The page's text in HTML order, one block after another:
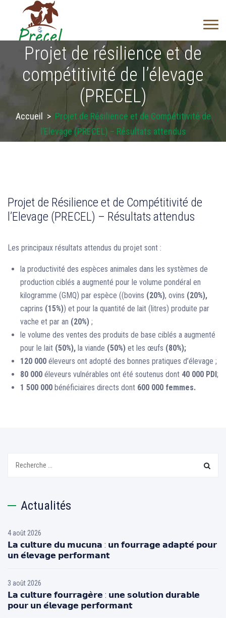
Projet de résilience et de
compétitivité de l’élevage
(PRECEL)
Accueil > Projet de Résilience et de Compétitivité de
l’Elevage (PRECEL) – Résultats attendus
Projet de Résilience et de Compétitivité de
l’Elevage (PRECEL) – Résultats attendus
Les principaux résultats attendus du projet sont :
la productivité des espèces animales dans les systèmes de
production ciblés a augmenté pour le volume pondéral en
kilogramme (GMQ) par espèce ((bovins (20%), ovins (20%),
caprins (15%)) et pour la quantité de lait (litres) produite par
vache et par an (20%) ;
le volume des ventes des produits de base ciblés a augmenté
pour le lait (50%), la viande (50%) et les œufs (80%);
120 000 éleveurs ont adopté des bonnes pratiques d’élevage ;
80 000 éleveurs vulnérables ont été soutenus dont 40 000 PDI;
1 500 000 bénéficiaires directs dont 600 000 femmes.
Actualités
4 août 2026
𝗟𝗮 𝗰𝘂𝗹𝘁𝘂𝗿𝗲 𝗱𝘂 𝗺𝘂𝗰𝘂𝗻𝗮 : 𝘂𝗻 𝗳𝗼𝘂𝗿𝗿𝗮𝗴𝗲 𝗮𝗱𝗮𝗽𝘁𝗲́ 𝗽𝗼𝘂𝗿
𝘂𝗻 𝗲́𝗹𝗲𝘃𝗮𝗴𝗲 𝗽𝗲𝗿𝗳𝗼𝗿𝗺𝗮𝗻𝘁
3 août 2026
𝗟𝗮 𝗰𝘂𝗹𝘁𝘂𝗿𝗲 𝗳𝗼𝘂𝗿𝗿𝗮𝗴𝗲̀𝗿𝗲 : 𝘂𝗻𝗲 𝘀𝗼𝗹𝘂𝘁𝗶𝗼𝗻 𝗱𝘂𝗿𝗮𝗯𝗹𝗲
𝗽𝗼𝘂𝗿 𝘂𝗻 𝗲́𝗹𝗲𝘃𝗮𝗴𝗲 𝗽𝗲𝗿𝗳𝗼𝗿𝗺𝗮𝗻𝘁